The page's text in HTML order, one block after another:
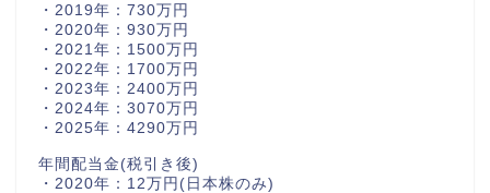
・2019年：730万円
・2020年：930万円
・2021年：1500万円
・2022年：1700万円
・2023年：2400万円
・2024年：3070万円
・2025年：4290万円
年間配当金(税引き後)
・2020年：12万円(日本株のみ)